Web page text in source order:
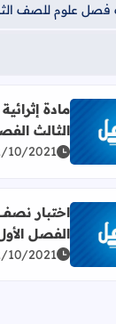
فصل علوم للصف
المزيد عن مادة
مادة
الثالث
10/2021
المزيد عن
اختبار
الفصل
10/2021